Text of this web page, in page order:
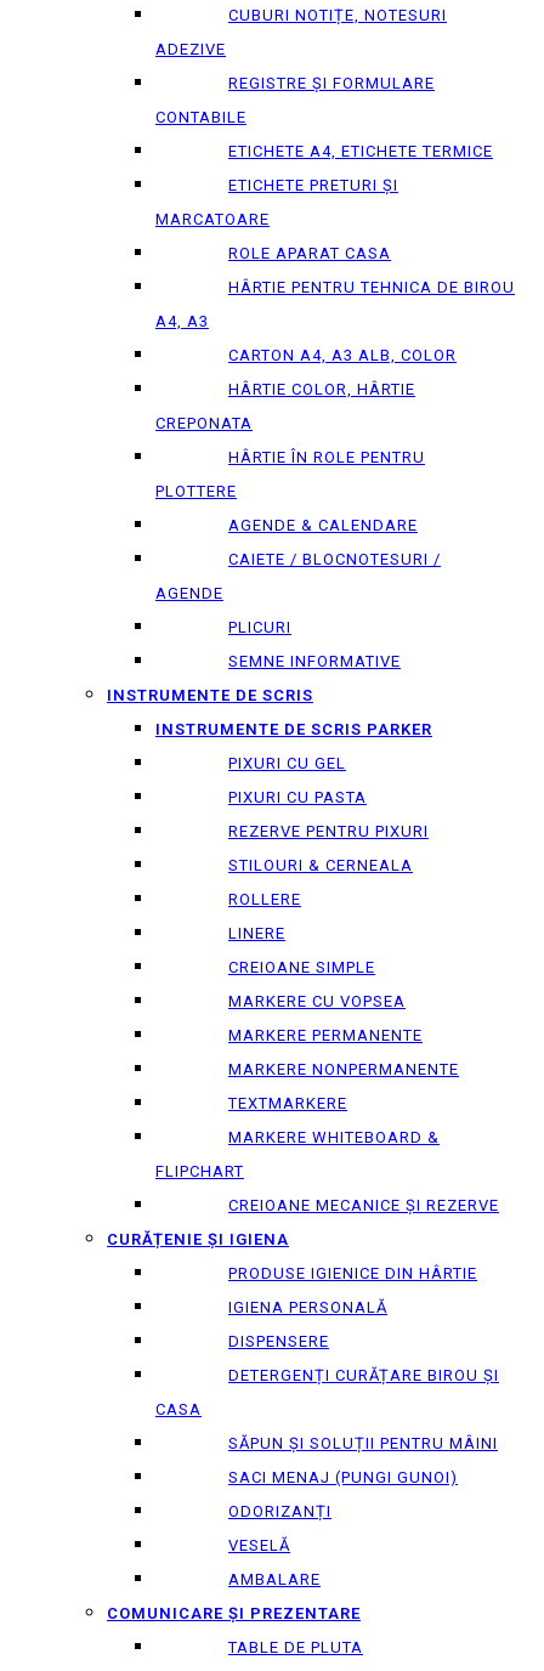
CUBURI NOTIȚE, NOTESURI
ADEZIVE
REGISTRE ȘI FORMULARE
CONTABILE
ETICHETE A4, ETICHETE TERMICE
ETICHETE PRETURI ȘI
MARCATOARE
ROLE APARAT CASA
HÂRTIE PENTRU TEHNICA DE BIROU
A4, A3
CARTON A4, A3 ALB, COLOR
HÂRTIE COLOR, HÂRTIE
CREPONATA
HÂRTIE ÎN ROLE PENTRU
PLOTTERE
AGENDE & CALENDARE
CAIETE / BLOCNOTESURI /
AGENDE
PLICURI
SEMNE INFORMATIVE
INSTRUMENTE DE SCRIS
INSTRUMENTE DE SCRIS PARKER
PIXURI CU GEL
PIXURI CU PASTA
REZERVE PENTRU PIXURI
STILOURI & СERNEALA
ROLLERE
LINERE
CREIOANE SIMPLE
MARKERE CU VOPSEA
MARKERE PERMANENTE
MARKERE NONPERMANENTE
TEXTMARKERE
MARKERE WHITEBOARD &
FLIPCHART
CREIOANE MECANICE ȘI REZERVE
CURĂȚENIE ȘI IGIENA
PRODUSE IGIENICE DIN HÂRTIE
IGIENA PERSONALĂ
DISPENSERE
DETERGENȚI CURĂȚARE BIROU ȘI
CASA
SĂPUN ȘI SOLUȚII PENTRU MÂINI
SACI MENAJ (PUNGI GUNOI)
ODORIZANȚI
VESELĂ
AMBALARE
COMUNICARE ȘI PREZENTARE
TABLE DE PLUTA